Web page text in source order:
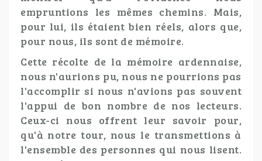
empruntions les mêmes chemins. Mais,
pour lui, ils étaient bien réels, alors que,
pour nous, ils sont de mémoire.
Cette récolte de la mémoire ardennaise,
nous n'aurions pu, nous ne pourrions pas
l'accomplir si nous n'avions pas souvent
l'appui de bon nombre de nos lecteurs.
Ceux-ci nous offrent leur savoir pour,
qu'à notre tour, nous le transmettions à
l'ensemble des personnes qui nous lisent.